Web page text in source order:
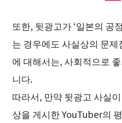
또한, 뒷광고가 ‘일본의 공
는 경우에도 사실상의 문
에 대해서는, 사회적으로
니다.
따라서, 만약 뒷광고 사실
상을 게시한 YouTuber의